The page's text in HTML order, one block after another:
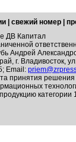
свежий номер
ДВ Капитал
Андрей
г. Владивосток,
Email:
принятия
категории